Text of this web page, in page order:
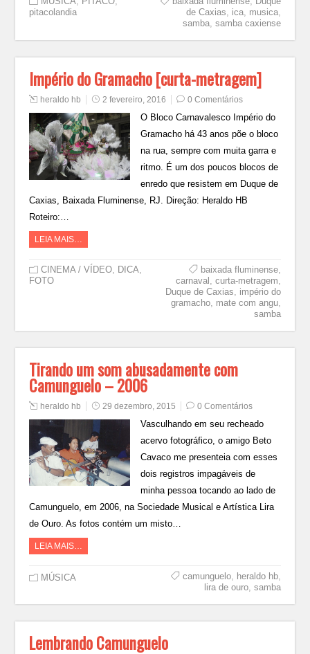
pitacolandia
de Caxias, ica, musica,
samba, samba caxiense
Império do Gramacho [curta-metragem]
heraldo hb 2 fevereiro, 2016 0 Comentários
O Bloco Carnavalesco Império do
Gramacho há 43 anos põe o bloco
na rua, sempre com muita garra e
ritmo. É um dos poucos blocos de
enredo que resistem em Duque de
Caxias, Baixada Fluminense, RJ. Direção: Heraldo HB
Roteiro:…
LEIA MAIS…
CINEMA / VÍDEO, DICA,
FOTO
baixada fluminense,
carnaval , curta-metragem,
Duque de Caxias, império do
gramacho, mate com angu,
samba
Tirando um som abusadamente com
Camunguelo – 2006
heraldo hb 29 dezembro, 2015 0 Comentários
Vasculhando em seu recheado
acervo fotográfico, o amigo Beto
Cavaco me presenteia com esses
dois registros impagáveis de
minha pessoa tocando ao lado de
Camunguelo, em 2006, na Sociedade Musical e Artística Lira
de Ouro. As fotos contém um misto…
LEIA MAIS…
MÚSICA camunguelo, heraldo hb,
lira de ouro, samba
Lembrando Camunguelo